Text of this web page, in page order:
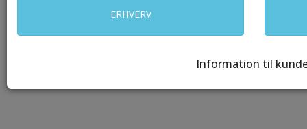
ERHVERV
Information til